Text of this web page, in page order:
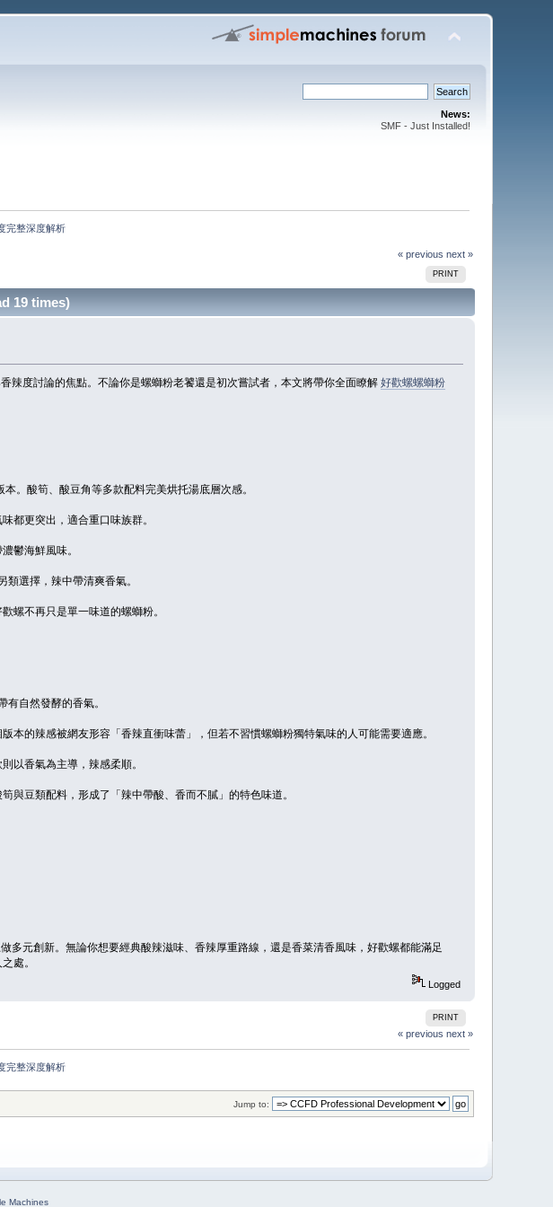
News:
SMF - Just Installed!
完整深度解析
« previous next »
PRINT
19 times)
辣度討論的焦點。不論你是螺螄粉老饕還是初次嘗試者，本文將帶你全面瞭解 好歡螺螺螄粉
。酸筍、酸豆角等多款配料完美烘托湯底層次感。
都更突出，適合重口味族群。
鬱海鮮風味。
選擇，辣中帶清爽香氣。
螺不再只是單一味道的螺螄粉。
自然發酵的香氣。
的辣感被網友形容「香辣直衝味蕾」，但若不習慣螺螄粉獨特氣味的人可能需要適應。
以香氣為主導，辣感柔順。
與豆類配料，形成了「辣中帶酸、香而不膩」的特色味道。
元創新。無論你想要經典酸辣滋味、香辣厚重路線，還是香菜清香風味，好歡螺都能滿足
處。
Logged
PRINT
« previous next »
完整深度解析
Jump to:
Machines